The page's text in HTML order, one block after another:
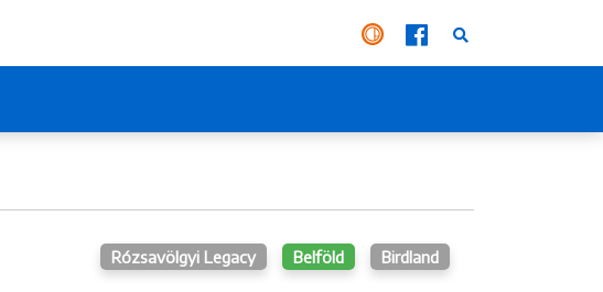
Birdland
Belföld
Rózsavölgyi Legacy